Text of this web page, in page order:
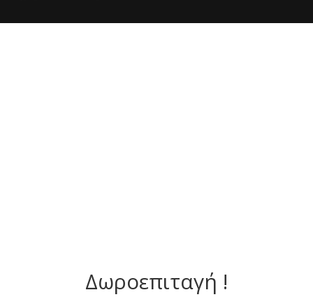
Δωροεπιταγή !